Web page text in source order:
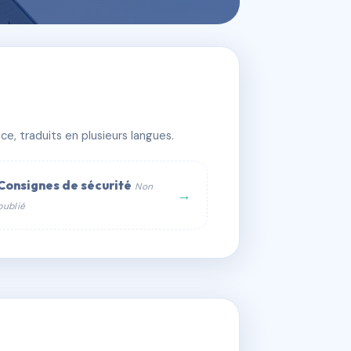
traduits en plusieurs langues.
de sécurité Non
→